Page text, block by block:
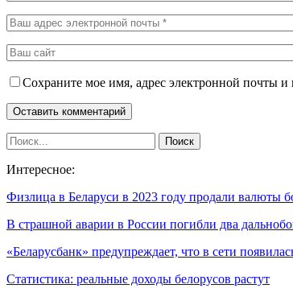
Сохраните мое имя, адрес электронной почты и
Интересное:
Физлица в Беларуси в 2023 году продали валюты
В страшной аварии в России погибли два
«Беларусбанк» предупреждает, что в сети
Статистика: реальные доходы белорусов растут